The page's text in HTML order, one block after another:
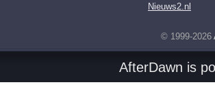
Nieuws2.nl
© 1999-2026
AfterDawn is